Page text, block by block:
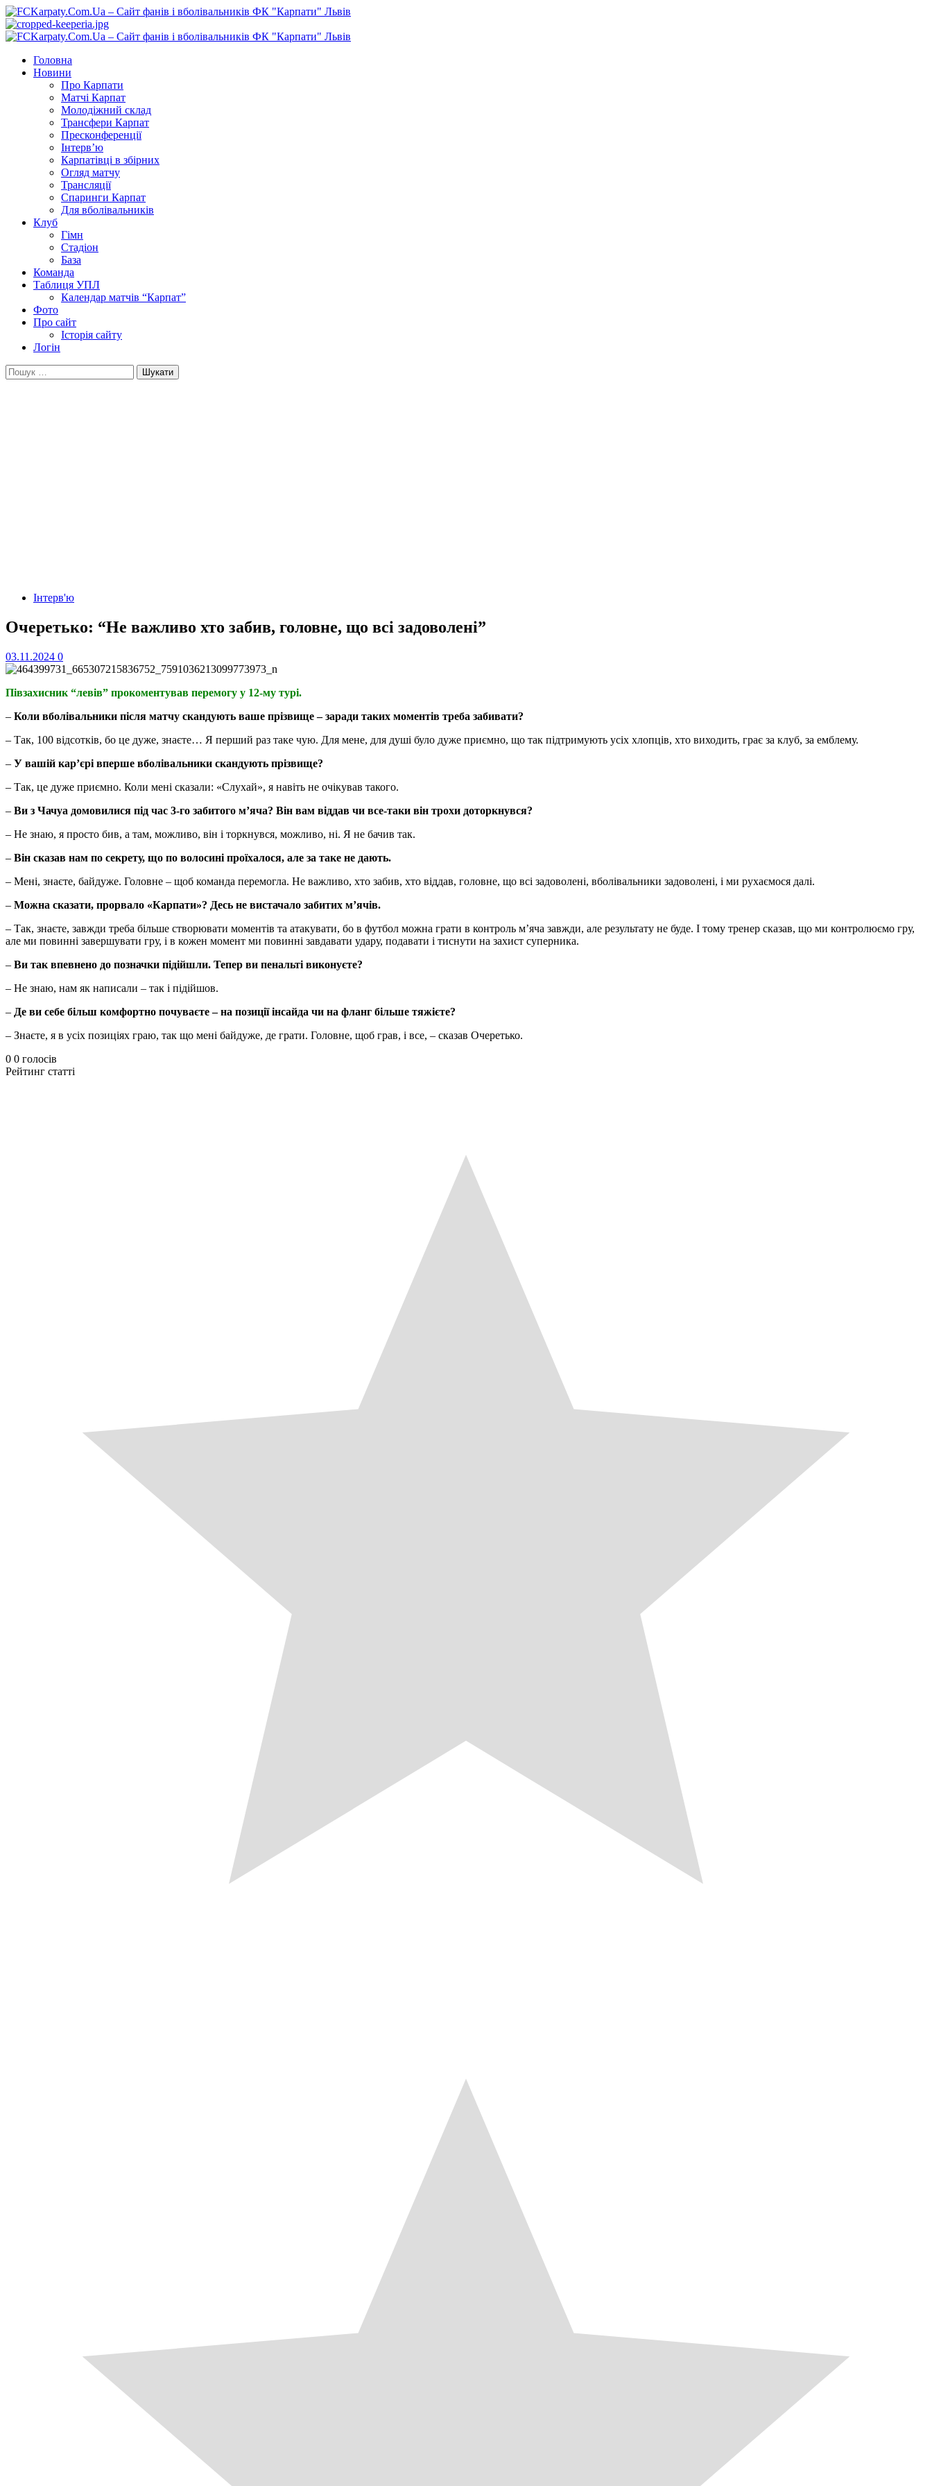
Перейти
до
вмісту
Primary
Головна
Новини
Про Карпати
Матчі Карпат
Молодіжний склад
Трансфери Карпат
Пресконференції
Інтерв’ю
Карпатівці в збірних
Огляд матчу
Трансляції
Спаринги Карпат
Для вболівальників
Клуб
Гімн
Стадіон
База
Команда
Таблиця УПЛ
Календар матчів “Карпат”
Фото
Про сайт
Історія сайту
Логін
Пошук:
Інтерв'ю
Очеретько: “Не важливо хто забив, головне, що всі задоволені”
03.11.2024 0
Півзахисник “левів” прокоментував перемогу у 12-му турі.
– Коли вболівальники після матчу скандують ваше прізвище – заради таких моментів треба забивати?
– Так, 100 відсотків, бо це дуже, знаєте… Я перший раз таке чую. Для мене, для душі було дуже приємно, що так підтримують усіх хлопців, хто виходить, грає за клуб, за емблему.
– У вашій кар’єрі вперше вболівальники скандують прізвище?
– Так, це дуже приємно. Коли мені сказали: «Слухай», я навіть не очікував такого.
– Ви з Чачуа домовилися під час 3-го забитого м’яча? Він вам віддав чи все-таки він трохи доторкнувся?
– Не знаю, я просто бив, а там, можливо, він і торкнувся, можливо, ні. Я не бачив так.
– Він сказав нам по секрету, що по волосині проїхалося, але за таке не дають.
– Мені, знаєте, байдуже. Головне – щоб команда перемогла. Не важливо, хто забив, хто віддав, головне, що всі задоволені, вболівальники задоволені, і ми рухаємося далі.
– Можна сказати, прорвало «Карпати»? Десь не вистачало забитих м’ячів.
– Так, знаєте, завжди треба більше створювати моментів та атакувати, бо в футбол можна грати в контроль м’яча завжди, але результату не буде. І тому тренер сказав, що ми контролюємо гру,
але ми повинні завершувати гру, і в кожен момент ми повинні завдавати удару, подавати і тиснути на захист суперника.
– Ви так впевнено до позначки підійшли. Тепер ви пенальті виконуєте?
– Не знаю, нам як написали – так і підійшов.
– Де ви себе більш комфортно почуваєте – на позиції інсайда чи на фланг більше тяжієте?
– Знаєте, я в усіх позиціях граю, так що мені байдуже, де грати. Головне, щоб грав, і все, – сказав Очеретько.
0 0 голосів
Рейтинг статті